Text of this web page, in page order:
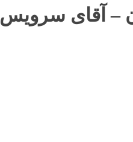
– آقای سرویس